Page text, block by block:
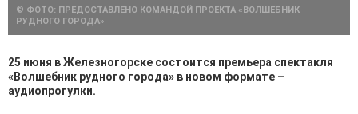
© ФОТО: ПРЕДОСТАВЛЕНО КОМАНДОЙ ПРОЕКТА «ВОЛШЕБНИК
РУДНОГО ГОРОДА»
25 июня в Железногорске состоится премьера спектакля
«Волшебник рудного города» в новом формате –
аудиопрогулки.